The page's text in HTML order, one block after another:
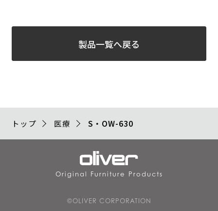
製品一覧へ戻る
トップ 医療 S・OW-630
Original Furniture Products
©OLIVER CORPORATION